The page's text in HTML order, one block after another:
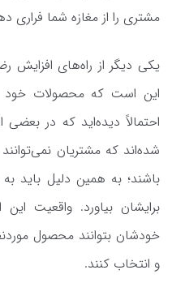
مشتری را از مغازه شما فراری
یکی دیگر از راه‌های
این است که محصولات خود
احتمالاً دیده‌اید که در بعضی
شده‌اند که مشتریان
باشند؛ به همین دلیل باید
برایشان بیاورد. واقعیت
خودشان بتوانند محصول
و انتخاب کنند.